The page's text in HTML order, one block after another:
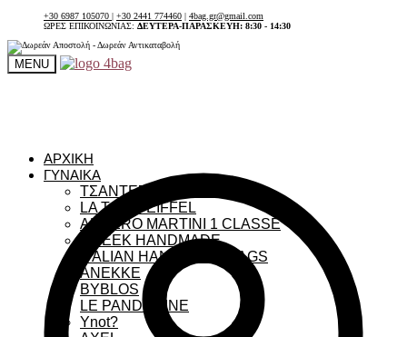
+30 6987 105070 | +30 2441 774460 | 4bag.gr@gmail.com
ΩΡΕΣ ΕΠΙΚΟΙΝΩΝΙΑΣ: ΔΕΥΤΕΡΑ-ΠΑΡΑΣΚΕΥΗ: 8:30 - 14:30
MENU
ΑΡΧΙΚΗ
ΓΥΝΑΙΚΑ
ΤΣΑΝΤΕΣ ΓΥΝΑΙΚΕΙΕΣ
LA TOUR EIFFEL
ALVIERO MARTINI 1 CLASSE
GREEK HANDMADE
ITALIAN HANDMADE BAGS
ANEKKE
BYBLOS
LE PANDORINE
Ynot?